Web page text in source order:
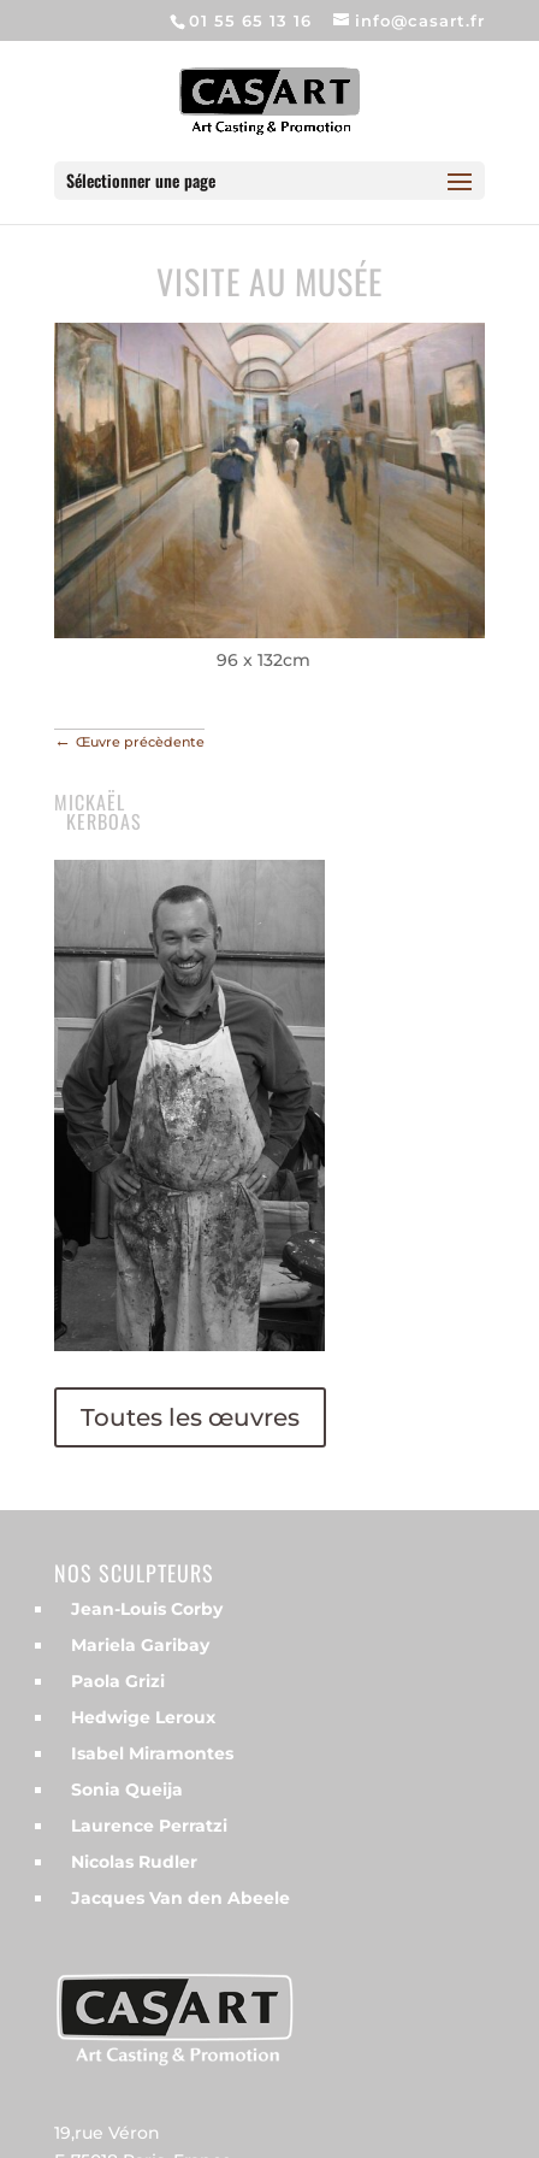
01 55 65 13 16 info@casart.fr
Sélectionner une page
VISITE AU MUSÉE
96 x 132cm
← Œuvre précèdente
MICKAËL
KERBOAS
Toutes les œuvres
NOS SCULPTEURS
Jean-Louis Corby
Mariela Garibay
Paola Grizi
Hedwige Leroux
Isabel Miramontes
Sonia Queija
Laurence Perratzi
Nicolas Rudler
Jacques Van den Abeele
19,rue Véron